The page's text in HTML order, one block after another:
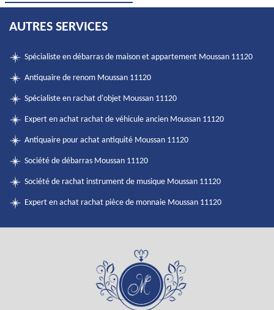
AUTRES SERVICES
Spécialiste en débarras de maison et appartement Moussan 11120
Antiquaire de renom Moussan 11120
Spécialiste en rachat d'objet Moussan 11120
Expert en achat rachat de véhicule ancien Moussan 11120
Antiquaire pour achat antiquité Moussan 11120
Société de débarras Moussan 11120
Société de rachat instrument de musique Moussan 11120
Expert en achat rachat pièce de monnaie Moussan 11120